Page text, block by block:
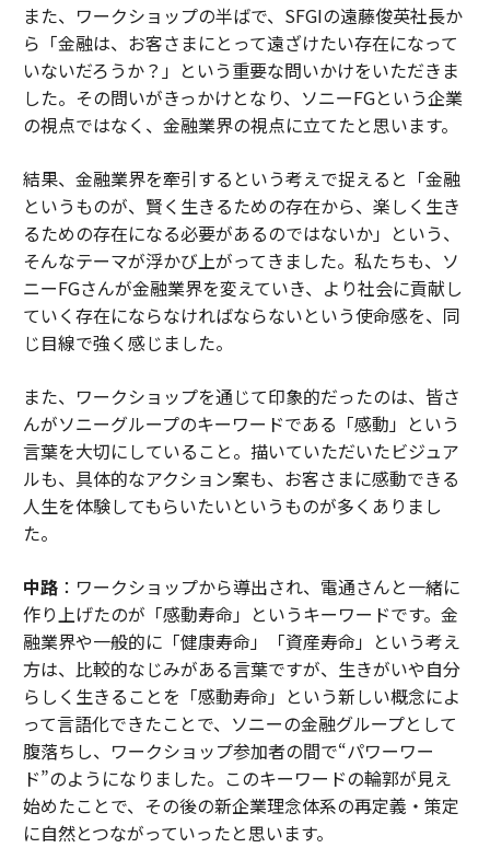
また、ワークショップの半ばで、SFGIの遠藤俊英社長か
ら「金融は、お客さまにとって遠ざけたい存在になって
いないだろうか？」という重要な問いかけをいただきま
した。その問いがきっかけとなり、ソニーFGという企業
の視点ではなく、金融業界の視点に立てたと思います。
結果、金融業界を牽引するという考えで捉えると「金融
というものが、賢く生きるための存在から、楽しく生き
るための存在になる必要があるのではないか」という、
そんなテーマが浮かび上がってきました。私たちも、ソ
ニーFGさんが金融業界を変えていき、より社会に貢献し
ていく存在にならなければならないという使命感を、同
じ目線で強く感じました。
また、ワークショップを通じて印象的だったのは、皆さ
んがソニーグループのキーワードである「感動」という
言葉を大切にしていること。描いていただいたビジュア
ルも、具体的なアクション案も、お客さまに感動できる
人生を体験してもらいたいというものが多くありまし
た。
中路：ワークショップから導出され、電通さんと一緒に
作り上げたのが「感動寿命」というキーワードです。金
融業界や一般的に「健康寿命」「資産寿命」という考え
方は、比較的なじみがある言葉ですが、生きがいや自分
らしく生きることを「感動寿命」という新しい概念によ
って言語化できたことで、ソニーの金融グループとして
腹落ちし、ワークショップ参加者の間で“パワーワー
ド”のようになりました。このキーワードの輪郭が見え
始めたことで、その後の新企業理念体系の再定義・策定
に自然とつながっていったと思います。